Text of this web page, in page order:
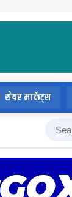
सेयर मार्केट्स